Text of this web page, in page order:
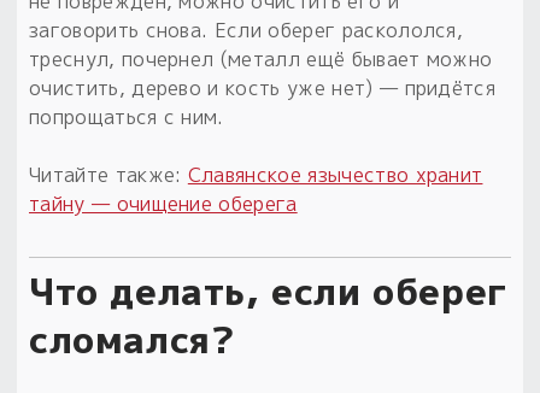
заговорить снова. Если оберег раскололся,
треснул, почернел (металл ещё бывает можно
очистить, дерево и кость уже нет) — придётся
попрощаться с ним.
Читайте также: Славянское язычество хранит
тайну — очищение оберега
Что делать, если оберег
сломался?